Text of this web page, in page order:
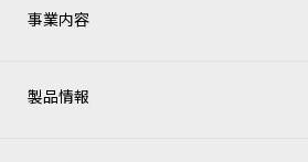
事業内容
製品情報